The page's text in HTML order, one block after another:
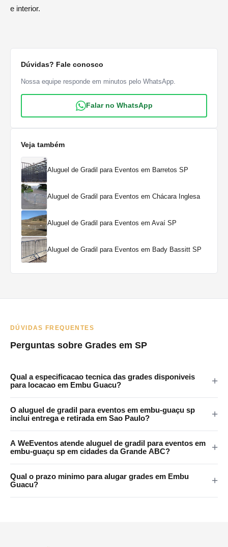
e interior.
Dúvidas? Fale conosco
Nossa equipe responde em minutos pelo WhatsApp.
Falar no WhatsApp
Veja também
Aluguel de Gradil para Eventos em Barretos SP
Aluguel de Gradil para Eventos em Chácara Inglesa
Aluguel de Gradil para Eventos em Avaí SP
Aluguel de Gradil para Eventos em Bady Bassitt SP
DÚVIDAS FREQUENTES
Perguntas sobre Grades em SP
Qual a especificacao tecnica das grades disponiveis
para locacao em Embu Guacu?
pontos e tratamento anticorrosao. Certificadas para eventos
O aluguel de gradil para eventos em embu-guaçu sp
inclui entrega e retirada em Sao Paulo?
Paulo e Grande SP. Atendemos Embu Guacu e regiao
A WeEventos atende aluguel de gradil para eventos em
embu-guaçu sp em cidades da Grande ABC?
Diadema e Maua. Consulte disponibilidade pelo WhatsApp.
Qual o prazo minimo para alugar grades em Embu
Guacu?